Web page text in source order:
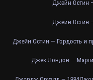
Джейн Остин
Джейн Остин
Джейн Остин — Гордость и
Джек Лондон —